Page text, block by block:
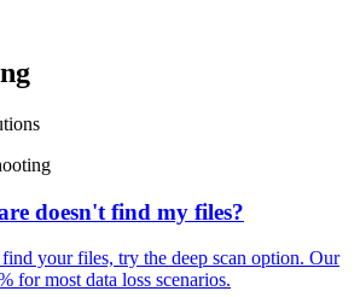
doesn't find my files?
your files, try the deep scan option. Our
for most data loss scenarios.